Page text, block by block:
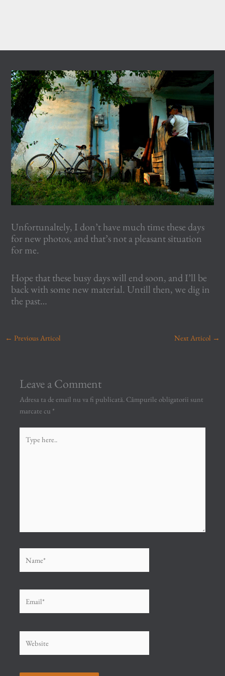
Unfortunaltely, I don’t have much time these days
for new photos, and that’s not a pleasant situation
for me.
Hope that these busy days will end soon, and I’ll be
back with some new material. Untill then, we dig in
the past…
← Previous Articol Next Articol →
Leave a Comment
Adresa ta de email nu va fi publicată. Câmpurile obligatorii sunt
marcate cu *
here..